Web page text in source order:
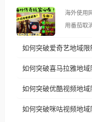
像其他音
仅能在中国大陆地
台湾、美
权限制所
海外使用
用番茄取消海外地
播放”的提示语。 海外用户如香
制问题，且仅
户收听网
如何突破爱奇艺地域限
如何突破喜马拉雅地域
如何突破优酷视频地域
如何突破咪咕视频地域